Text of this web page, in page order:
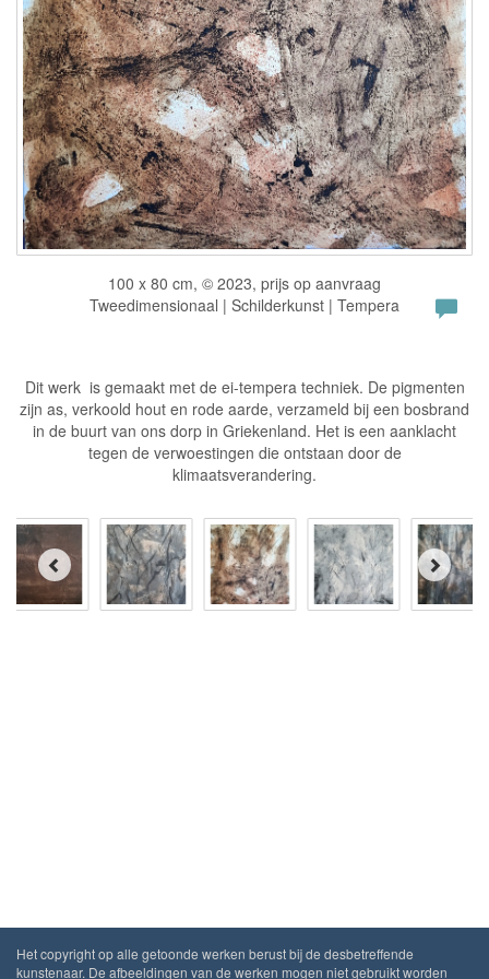
100 x 80 cm, © 2023, prijs op aanvraag
Tweedimensionaal | Schilderkunst | Tempera
Dit werk is gemaakt met de ei-tempera techniek. De pigmenten
zijn as, verkoold hout en rode aarde, verzameld bij een bosbrand
in de buurt van ons dorp in Griekenland. Het is een aanklacht
tegen de verwoestingen die ontstaan door de
klimaatsverandering.
Het copyright op alle getoonde werken berust bij de desbetreffende
kunstenaar. De afbeeldingen van de werken mogen niet gebruikt worden